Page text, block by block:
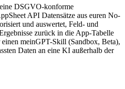
DSGVO-konforme
API Datensätze aus euren No-
und auswertet, Feld- und
zurück in die App-Tabelle
meinGPT-Skill (Sandbox, Beta),
Daten an eine KI außerhalb der